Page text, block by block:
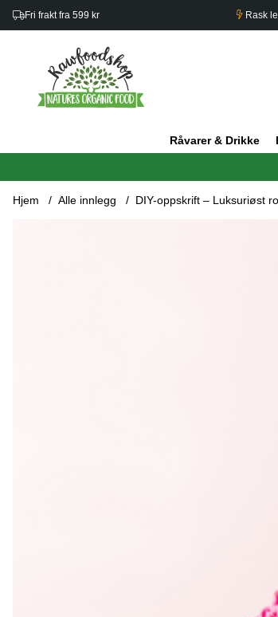
Fri frakt fra 599 kr Rask
Råvarer & Drikke
Hjem Alle innlegg DIY-oppskrift – Luksuriøst